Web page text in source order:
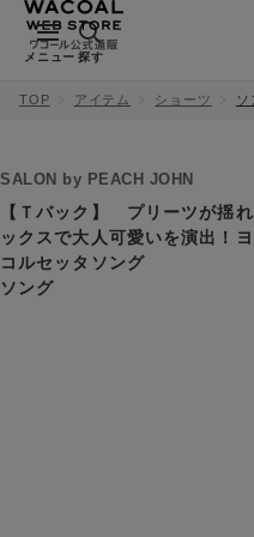
メニュー 探す
TOP アイテム ショーツ ソ
SALON by PEACH JOHN
【Ｔバック】 プリーツが揺
ックスで大人可愛いを演出！
コルセッタソング
ソング